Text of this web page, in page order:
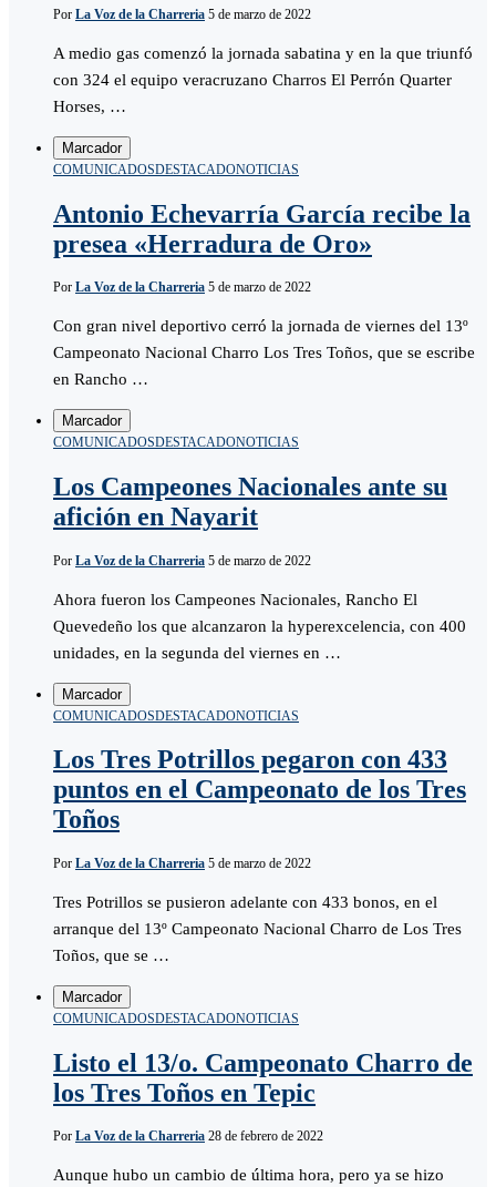
Por La Voz de la Charreria 5 de marzo de 2022
A medio gas comenzó la jornada sabatina y en la que triunfó
con 324 el equipo veracruzano Charros El Perrón Quarter
Horses, …
Marcador
COMUNICADOSDESTACADONOTICIAS
Antonio Echevarría García recibe la
presea «Herradura de Oro»
Por La Voz de la Charreria 5 de marzo de 2022
Con gran nivel deportivo cerró la jornada de viernes del 13º
Campeonato Nacional Charro Los Tres Toños, que se escribe
en Rancho …
Marcador
COMUNICADOSDESTACADONOTICIAS
Los Campeones Nacionales ante su
afición en Nayarit
Por La Voz de la Charreria 5 de marzo de 2022
Ahora fueron los Campeones Nacionales, Rancho El
Quevedeño los que alcanzaron la hyperexcelencia, con 400
unidades, en la segunda del viernes en …
Marcador
COMUNICADOSDESTACADONOTICIAS
Los Tres Potrillos pegaron con 433
puntos en el Campeonato de los Tres
Toños
Por La Voz de la Charreria 5 de marzo de 2022
Tres Potrillos se pusieron adelante con 433 bonos, en el
arranque del 13º Campeonato Nacional Charro de Los Tres
Toños, que se …
Marcador
COMUNICADOSDESTACADONOTICIAS
Listo el 13/o. Campeonato Charro de
los Tres Toños en Tepic
Por La Voz de la Charreria 28 de febrero de 2022
Aunque hubo un cambio de última hora, pero ya se hizo